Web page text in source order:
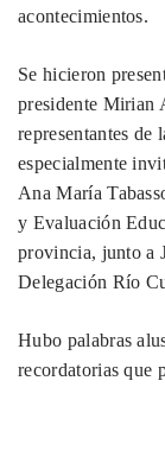
acontecimientos.
Se hicieron
presidente Mirian
representantes de
especialmente
Ana María
y Evaluación
provincia, junto a
Delegación Río
Hubo palabras
recordatorias que